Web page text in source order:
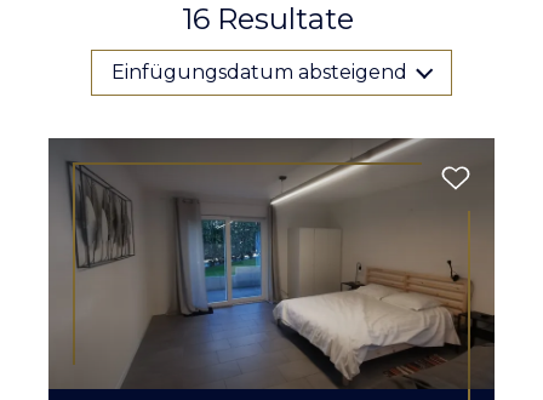
16 Resultate
Einfügungsdatum absteigend